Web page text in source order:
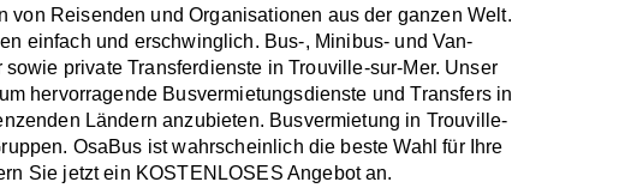
von Reisenden und Organisationen aus der ganzen Welt.
einfach und erschwinglich. Bus-, Minibus- und Van-
private Transferdienste in Trouville-sur-Mer. Unser
hervorragende Busvermietungsdienste und Transfers in
Ländern anzubieten. Busvermietung in Trouville-
OsaBus ist wahrscheinlich die beste Wahl für Ihre
Sie jetzt ein KOSTENLOSES Angebot an.